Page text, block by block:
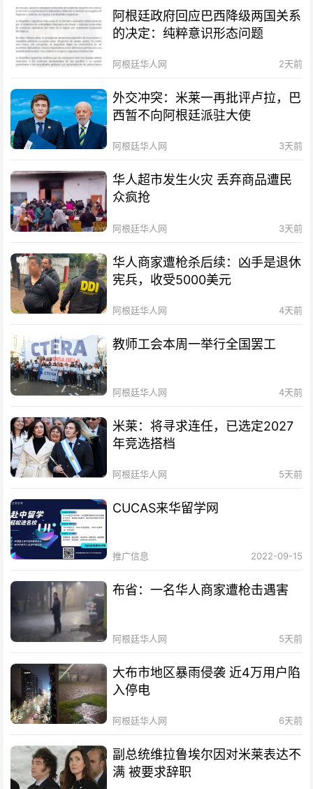
阿根廷政府回应巴西降级两国关系
的决定：纯粹意识形态问题
阿根廷华人网 2天前
外交冲突：米莱一再批评卢拉，巴
西暂不向阿根廷派驻大使
阿根廷华人网 3天前
华人超市发生火灾 丢弃商品遭民
众疯抢
阿根廷华人网 3天前
华人商家遭枪杀后续：凶手是退休
宪兵，收受5000美元
阿根廷华人网 4天前
教师工会本周一举行全国罢工
阿根廷华人网 4天前
米莱：将寻求连任，已选定2027
年竞选搭档
阿根廷华人网 5天前
CUCAS来华留学网
推广信息 2022-09-15
布省：一名华人商家遭枪击遇害
阿根廷华人网 5天前
大布市地区暴雨侵袭 近4万用户陷
入停电
阿根廷华人网 6天前
副总统维拉鲁埃尔因对米莱表达不
满 被要求辞职